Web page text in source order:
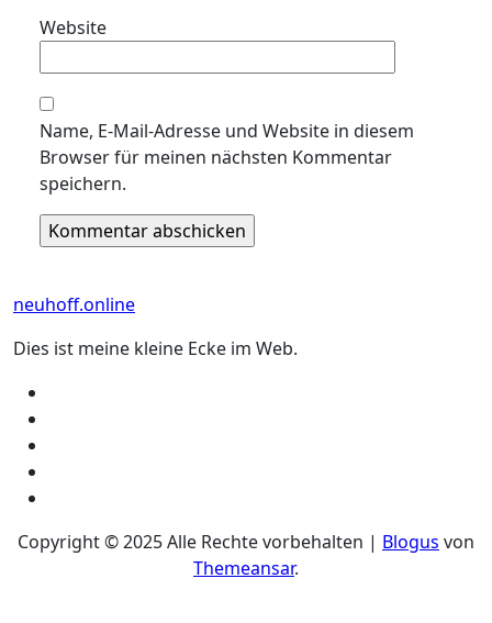
Website
Name, E-Mail-Adresse und Website in diesem
Browser für meinen nächsten Kommentar
speichern.
neuhoff.online
Dies ist meine kleine Ecke im Web.
Copyright © 2025 Alle Rechte vorbehalten | Blogus von
Themeansar.